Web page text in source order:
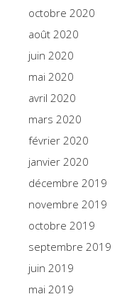
octobre 2020
août 2020
juin 2020
mai 2020
avril 2020
mars 2020
février 2020
janvier 2020
décembre 2019
novembre 2019
octobre 2019
septembre 2019
juin 2019
mai 2019